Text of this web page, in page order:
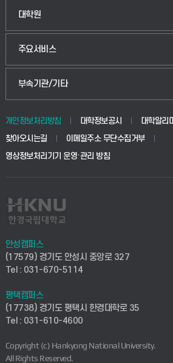
법경영학부
생명공학부
사회안전시스템공학부
컴퓨터응용수학부
ICT로봇기계공학부
전자전기공학부
디자인건축융합학부
대학원
일반대학원
산업대학원
공공정책대학원
교육대학원
주요서비스
입학안내
웹메일
학사시스템(전문학사 및 전공심화)
사이버캠퍼스(전문학사 및 전공심화)
시설바로처리서비스
연구실안전관리시스템
산학연구관리시스템
부속기관/기타
중앙도서관
학생생활관(안성)
산학협력단
취업지원센터
창업지원센터
현장실습지원센터
개인정보처리방침 대학정보공시 대학알리미
찾아오시는길
이메일주소 무단수집거부
영상정보처리기기 운영·관리 방침
안성캠퍼스
(17579) 경기도 안성시 중앙로 327
Tel : 031-670-5114
평택캠퍼스
(17738) 경기도 평택시 한경대학로 35
Tel : 031-610-4600
Copyright (c) Hankyong National University.
All Rights Reserved.